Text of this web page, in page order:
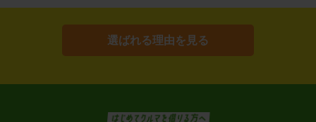
選ばれる理由を見る